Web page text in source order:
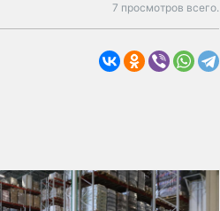
7 просмотров всего.